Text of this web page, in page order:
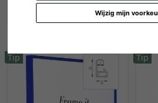
Wijzig mijn
Tip Tip